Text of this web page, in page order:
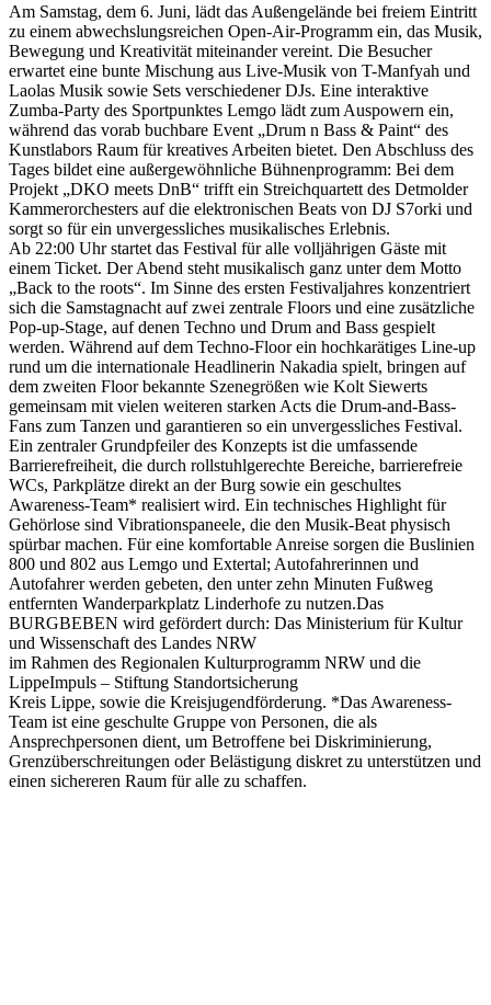
Am Samstag, dem 6. Juni, lädt das Außengelände bei freiem Eintritt
zu einem abwechslungsreichen Open-Air-Programm ein, das Musik,
Bewegung und Kreativität miteinander vereint. Die Besucher
erwartet eine bunte Mischung aus Live-Musik von T-Manfyah und
Laolas Musik sowie Sets verschiedener DJs. Eine interaktive
Zumba-Party des Sportpunktes Lemgo lädt zum Auspowern ein,
während das vorab buchbare Event „Drum n Bass & Paint“ des
Kunstlabors Raum für kreatives Arbeiten bietet. Den Abschluss des
Tages bildet eine außergewöhnliche Bühnenprogramm: Bei dem
Projekt „DKO meets DnB“ trifft ein Streichquartett des Detmolder
Kammerorchesters auf die elektronischen Beats von DJ S7orki und
sorgt so für ein unvergessliches musikalisches Erlebnis.
Ab 22:00 Uhr startet das Festival für alle volljährigen Gäste mit
einem Ticket. Der Abend steht musikalisch ganz unter dem Motto
„Back to the roots“. Im Sinne des ersten Festivaljahres konzentriert
sich die Samstagnacht auf zwei zentrale Floors und eine zusätzliche
Pop-up-Stage, auf denen Techno und Drum and Bass gespielt
werden. Während auf dem Techno-Floor ein hochkarätiges Line-up
rund um die internationale Headlinerin Nakadia spielt, bringen auf
dem zweiten Floor bekannte Szenegrößen wie Kolt Siewerts
gemeinsam mit vielen weiteren starken Acts die Drum-and-Bass-
Fans zum Tanzen und garantieren so ein unvergessliches Festival.
Ein zentraler Grundpfeiler des Konzepts ist die umfassende
Barrierefreiheit, die durch rollstuhlgerechte Bereiche, barrierefreie
WCs, Parkplätze direkt an der Burg sowie ein geschultes
Awareness-Team* realisiert wird. Ein technisches Highlight für
Gehörlose sind Vibrationspaneele, die den Musik-Beat physisch
spürbar machen. Für eine komfortable Anreise sorgen die Buslinien
800 und 802 aus Lemgo und Extertal; Autofahrerinnen und
Autofahrer werden gebeten, den unter zehn Minuten Fußweg
entfernten Wanderparkplatz Linderhofe zu nutzen.Das
BURGBEBEN wird gefördert durch: Das Ministerium für Kultur
und Wissenschaft des Landes NRW
im Rahmen des Regionalen Kulturprogramm NRW und die
LippeImpuls – Stiftung Standortsicherung
Kreis Lippe, sowie die Kreisjugendförderung. *Das Awareness-
Team ist eine geschulte Gruppe von Personen, die als
Ansprechpersonen dient, um Betroffene bei Diskriminierung,
Grenzüberschreitungen oder Belästigung diskret zu unterstützen und
einen sichereren Raum für alle zu schaffen.